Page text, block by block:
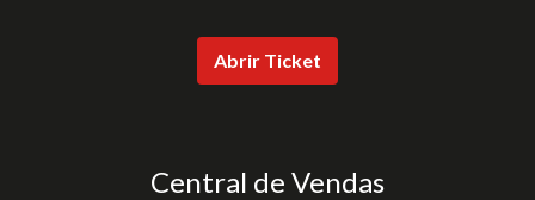
Abrir Ticket
Central de Vendas